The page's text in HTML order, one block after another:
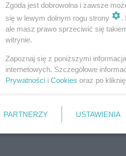
ratowniczy. Ponad pół
Zgoda jest dobrowolna i zawsze
się w lewym dolnym rogu strony
.
ale masz prawo sprzeciwić się
witrynie.
Zapoznaj się z poniższymi
internetowych. Szczegółowe
Prywatności i Cookies oraz po
PARTNERZY USTAWIENIA